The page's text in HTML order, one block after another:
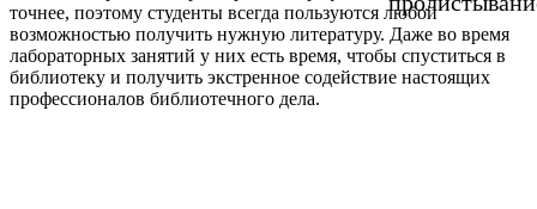
точнее, поэтому студенты всегда пользуются любой
возможностью получить нужную литературу. Даже во время
лабораторных занятий у них есть время, чтобы спуститься в
библиотеку и получить экстренное содействие настоящих
профессионалов библиотечного дела.